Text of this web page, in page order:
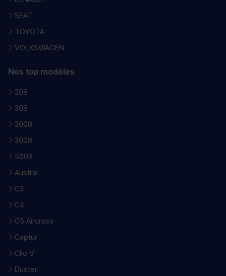
SEAT
TOYOTA
VOLKSWAGEN
Nos top modèles
208
308
2008
3008
5008
Austral
C3
C4
C5 Aircross
Captur
Clio V
Duster